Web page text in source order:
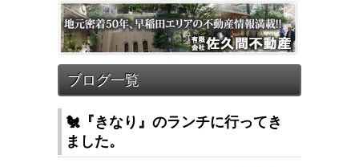
🐔『きなり』のランチに行ってき
ました。